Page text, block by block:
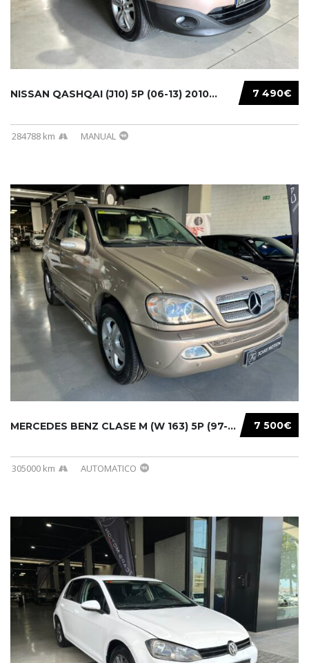
7 490€
NISSAN QASHQAI (J10) 5P (06-13) 2010...
284788 km MANUAL
7 500€
MERCEDES BENZ CLASE M (W 163) 5P (97-05) 200...
305000 km AUTOMATICO